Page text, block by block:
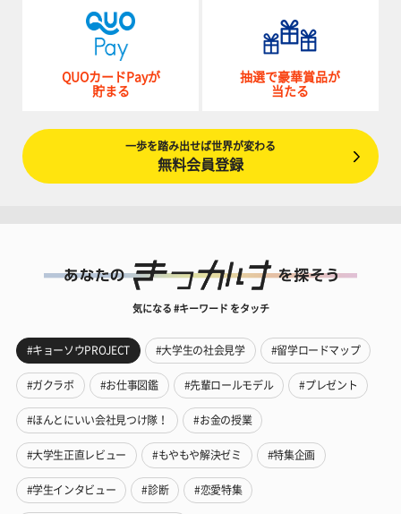
QUOカードPayが
貯まる
抽選で豪華賞品が
当たる
一歩を踏み出せば世界が変わる
無料会員登録
気になる #キーワード をタッチ
#キョーソウPROJECT #大学生の社会見学 #留学ロードマップ
#ガクラボ #お仕事図鑑 #先輩ロールモデル #プレゼント
#ほんとにいい会社見つけ隊！ #お金の授業
#大学生正直レビュー #もやもや解決ゼミ #特集企画
#学生インタビュー #診断 #恋愛特集